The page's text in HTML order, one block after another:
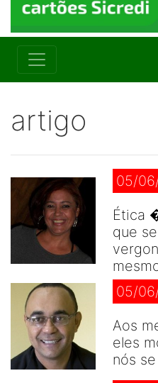
artigo
05/
Ética
que
05/
Aos
eles
nós